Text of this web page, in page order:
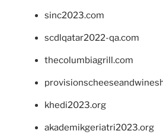
sinc2023.com
scdlqatar2022-qa.com
thecolumbiagrill.com
khedi2023.org
akademikgeriatri2023.org